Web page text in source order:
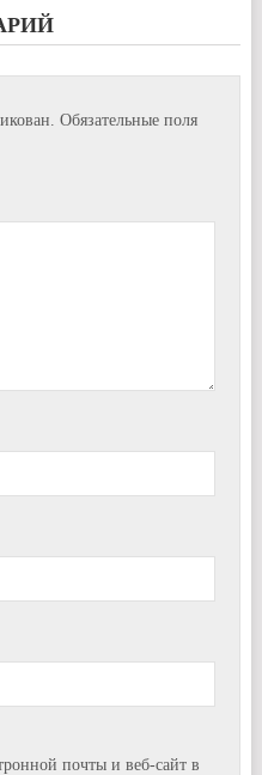
Обязательные поля
почты и веб-сайт в